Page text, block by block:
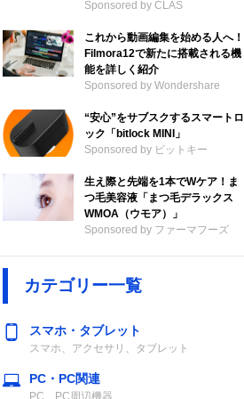
Sponsored by CLAS
これから動画編集を始める人へ！
Filmora12で新たに搭載される機
能を詳しく紹介
Sponsored by Wondershare
“安心”をサブスクするスマートロ
ック「bitlock MINI」
Sponsored by ビットキー
生え際と先端を1本でWケア！ま
つ毛美容液「まつ毛デラックス
WMOA（ウモア）」
Sponsored by ファーマフーズ
カテゴリー一覧
スマホ・タブレット
スマホ、アクセサリ、タブレット
PC・PC関連